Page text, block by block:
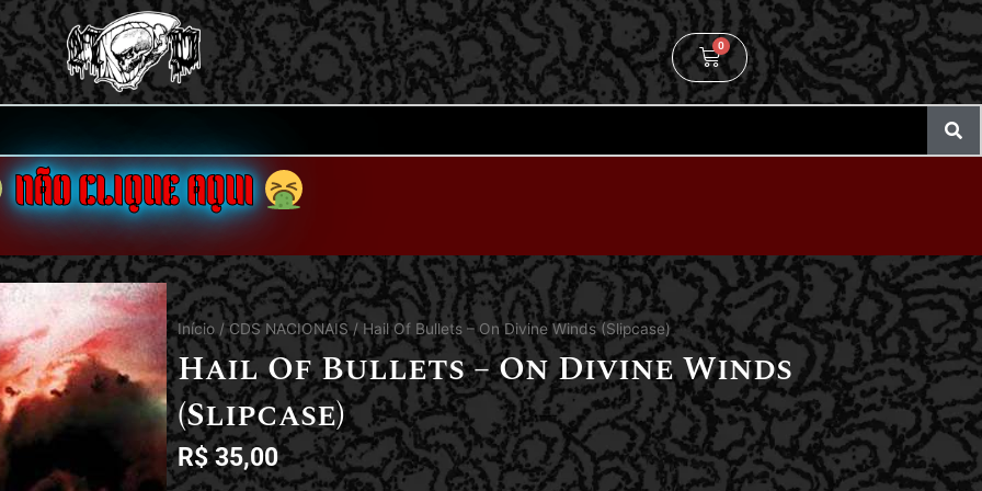
0
NÃO CLIQUE AQUI
Início /CDS NACIONAIS/ Hail Of Bullets – On Divine Winds (Slipcase)
Hail Of Bullets – On Divine Winds
(Slipcase)
R$35,00